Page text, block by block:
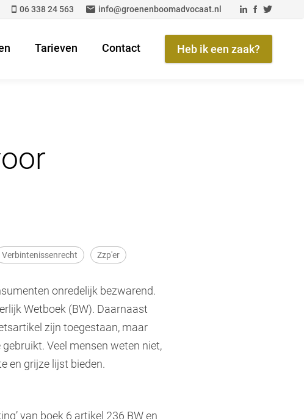
06 338 24 563 info@groenenboomadvocaat.nl
Tarieven Contact Heb ik een zaak?
Verbintenissenrecht Zzp'er
onredelijk bezwarend.
Wetboek (BW). Daarnaast
zijn toegestaan, maar
Veel mensen weten niet,
en grijze lijst bieden.
van boek 6 artikel 236 BW en